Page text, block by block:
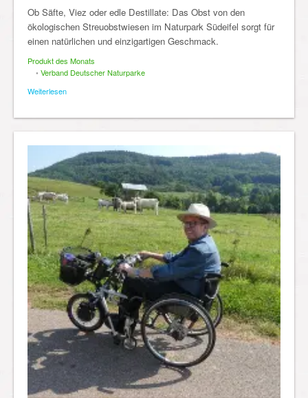
Ob Säfte, Viez oder edle Destillate: Das Obst von den
ökologischen Streuobstwiesen im Naturpark Südeifel sorgt für
einen natürlichen und einzigartigen Geschmack.
Produkt des Monats
• Verband Deutscher Naturparke
Weiterlesen